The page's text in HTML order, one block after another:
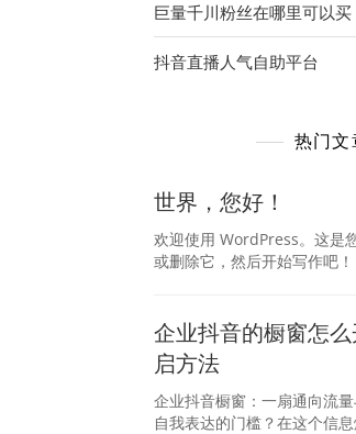
巨量千川粉丝在哪里可以买
抖音直播人气自助平台
热门文
世界，您好！
欢迎使用 WordPress。这是
或删除它，然后开始写作吧！
企业抖音的橱窗怎
启方法
企业抖音橱窗：一扇通向流
自我表达的门槛？在这个信